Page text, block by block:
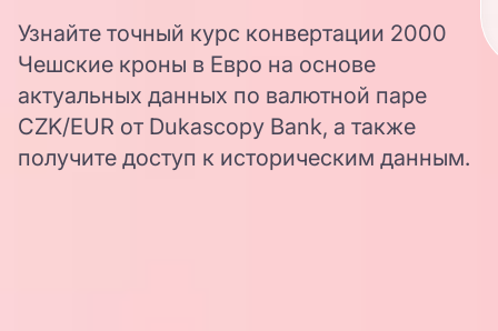
Узнайте точный курс конвертации 2000
Чешские кроны в Евро на основе
актуальных данных по валютной паре
CZK/EUR от Dukascopy Bank, а также
получите доступ к историческим данным.